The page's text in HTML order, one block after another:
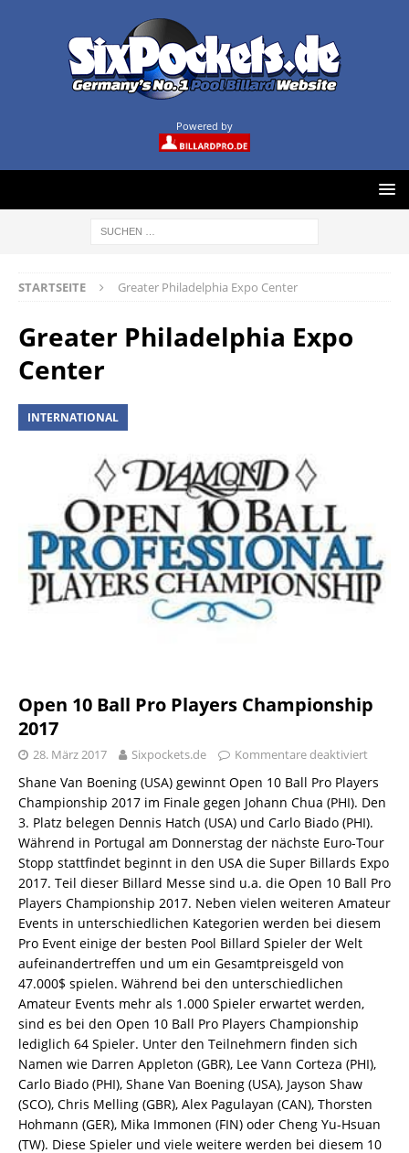
Powered by
STARTSEITE Greater Philadelphia Expo Center
Greater Philadelphia Expo
Center
INTERNATIONAL
Open 10 Ball Pro Players Championship
2017
28. März 2017 Sixpockets.de Kommentare deaktiviert
Shane Van Boening (USA) gewinnt Open 10 Ball Pro Players
Championship 2017 im Finale gegen Johann Chua (PHI). Den
3. Platz belegen Dennis Hatch (USA) und Carlo Biado (PHI).
Während in Portugal am Donnerstag der nächste Euro-Tour
Stopp stattfindet beginnt in den USA die Super Billards Expo
2017. Teil dieser Billard Messe sind u.a. die Open 10 Ball Pro
Players Championship 2017. Neben vielen weiteren Amateur
Events in unterschiedlichen Kategorien werden bei diesem
Pro Event einige der besten Pool Billard Spieler der Welt
aufeinandertreffen und um ein Gesamtpreisgeld von
47.000$ spielen. Während bei den unterschiedlichen
Amateur Events mehr als 1.000 Spieler erwartet werden,
sind es bei den Open 10 Ball Pro Players Championship
lediglich 64 Spieler. Unter den Teilnehmern finden sich
Namen wie Darren Appleton (GBR), Lee Vann Corteza (PHI),
Carlo Biado (PHI), Shane Van Boening (USA), Jayson Shaw
(SCO), Chris Melling (GBR), Alex Pagulayan (CAN), Thorsten
Hohmann (GER), Mika Immonen (FIN) oder Cheng Yu-Hsuan
(TW). Diese Spieler und viele weitere werden bei diesem 10